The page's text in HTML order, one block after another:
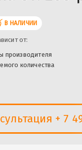
В НАЛИЧИИ
от:
производителя
количества
+ 7